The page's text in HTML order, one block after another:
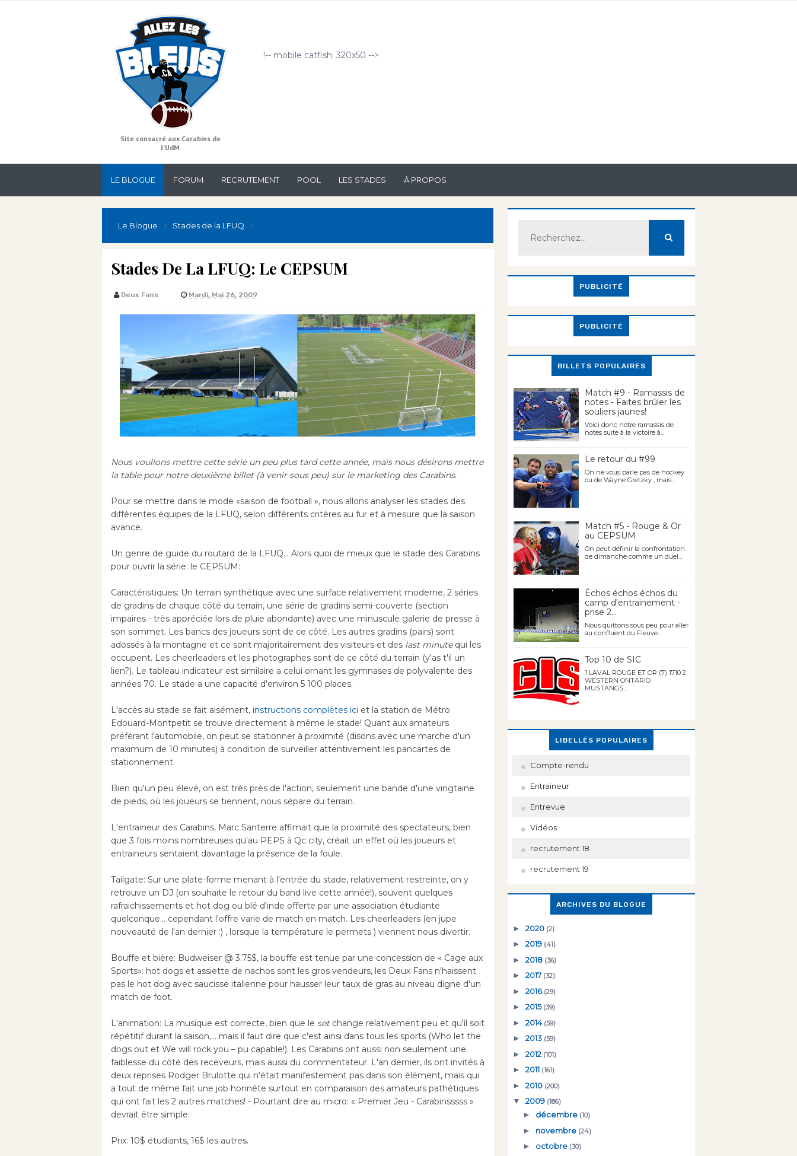
Site consacré aux Carabins de
l'UdM
!-- mobile catfish: 320x50 -->
LE BLOGUE FORUM RECRUTEMENT POOL LES STADES À PROPOS
Le Blogue Stades de la LFUQ
Stades De La LFUQ: Le CEPSUM
Deux Fans Mardi, Mai 26, 2009
Nous voulions mettre cette série un peu plus tard cette année, mais nous désirons mettre
la table pour notre deuxième billet (à venir sous peu) sur le marketing des Carabins.
Pour se mettre dans le mode «saison de football », nous allons analyser les stades des
différentes équipes de la LFUQ, selon différents critères au fur et à mesure que la saison
avance.
Un genre de guide du routard de la LFUQ... Alors quoi de mieux que le stade des Carabins
pour ouvrir la série: le CEPSUM:
Caractéristiques: Un terrain synthétique avec une surface relativement moderne, 2 séries
de gradins de chaque côté du terrain, une série de gradins semi-couverte (section
impaires - très appréciée lors de pluie abondante) avec une minuscule galerie de presse à
son sommet. Les bancs des joueurs sont de ce côté. Les autres gradins (pairs) sont
adossés à la montagne et ce sont majoritairement des visiteurs et des last minutequi les
occupent. Les cheerleaders et les photographes sont de ce côté du terrain (y'as t'il un
lien?). Le tableau indicateur est similaire a celui ornant les gymnases de polyvalente des
années 70. Le stade a une capacité d'environ 5 100 places.
L'accès au stade se fait aisément, instructions complètes ici et la station de Métro
Edouard-Montpetit se trouve directement à même le stade! Quant aux amateurs
préférant l'automobile, on peut se stationner à proximité (disons avec une marche d'un
maximum de 10 minutes) à condition de surveiller attentivement les pancartes de
stationnement.
Bien qu'un peu élevé, on est très près de l'action, seulement une bande d'une vingtaine
de pieds, où les joueurs se tiennent, nous sépare du terrain.
L'entraineur des Carabins, Marc Santerre affimait que la proximité des spectateurs, bien
que 3 fois moins nombreuses qu'au PEPS à Qc city, créait un effet où les joueurs et
entraineurs sentaient davantage la présence de la foule.
Tailgate: Sur une plate-forme menant à l'entrée du stade, relativement restreinte, on y
retrouve un DJ (on souhaite le retour du band live cette année!), souvent quelques
rafraichissements et hot dog ou blé d'inde offerte par une association étudiante
quelconque... cependant l'offre varie de match en match. Les cheerleaders (en jupe
nouveauté de l'an dernier :) , lorsque la température le permets ) viennent nous divertir.
Bouffe et bière: Budweiser @ 3.75$, la bouffe est tenue par une concession de « Cage aux
Sports»: hot dogs et assiette de nachos sont les gros vendeurs, les Deux Fans n'haissent
pas le hot dog avec saucisse italienne pour hausser leur taux de gras au niveau digne d'un
match de foot.
L'animation: La musique est correcte, bien que le setchange relativement peu et qu'ìl soit
répétitif durant la saison,... mais il faut dire que c'est ainsi dans tous les sports (Who let the
dogs out et We will rock you – pu capable!). Les Carabins ont aussi non seulement une
faiblesse du côté des receveurs, mais aussi du commentateur. L'an dernier, ils ont invités à
deux reprises Rodger Brulotte qui n'était manifestement pas dans son élément, mais qui
a tout de même fait une job honnête surtout en comparaison des amateurs pathétiques
qui ont fait les 2 autres matches! - Pourtant dire au micro: « Premier Jeu - Carabinsssss »
devrait être simple.
Prix: 10$ étudiants, 16$ les autres.
PUBLICITÉ
PUBLICITÉ
BILLETS POPULAIRES
Match #9 - Ramassis de
notes - Faites brûler les
souliers jaunes!
Voici donc notre ramassis de
notes suite à la victoire à...
Le retour du #99
On ne vous parle pas de hockey
ou de Wayne Gretzky , mais...
Match #5 - Rouge & Or
au CEPSUM
On peut définir la confrontation
de dimanche comme un duel...
Échos échos échos du
camp d'entrainement -
prise 2...
Nous quittons sous peu pour aller
au confluent du Fleuve...
Top 10 de SIC
1 LAVAL ROUGE ET OR (7) 1710 2
WESTERN ONTARIO
MUSTANGS...
LIBELLÉS POPULAIRES
Compte-rendu
Entraineur
Entrevue
Vidéos
recrutement 18
recrutement 19
ARCHIVES DU BLOGUE
► 2020 (2)
► 2019 (41)
► 2018 (36)
► 2017 (32)
► 2016 (29)
► 2015 (39)
► 2014 (59)
► 2013 (59)
► 2012 (101)
► 2011 (161)
► 2010 (200)
▼ 2009 (186)
► décembre (10)
► novembre (24)
► octobre (30)